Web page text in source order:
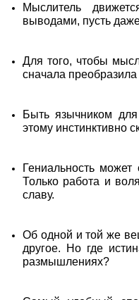
Мыслитель
выводами, пусть
Для того, чтобы
сначала
Быть язычником
этому инстинктивно
Гениальность
Только работа и
славу.
Об одной и той же
другое. Но где
размышлениях?